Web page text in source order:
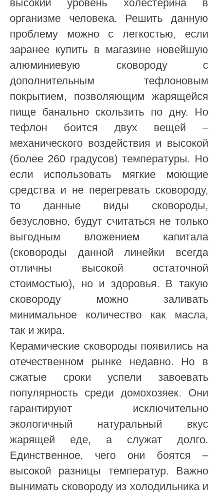
высокий уровень холестерина в
организме человека. Решить данную
проблему можно с легкостью, если
заранее купить в магазине новейшую
алюминиевую сковороду с
дополнительным тефлоновым
покрытием, позволяющим жарящейся
пище банально скользить по дну. Но
тефлон боится двух вещей –
механического воздействия и высокой
(более 260 градусов) температуры. Но
если использовать мягкие моющие
средства и не перегревать сковороду,
то данные виды сковороды,
безусловно, будут считаться не только
выгодным вложением капитала
(сковороды данной линейки всегда
отличны высокой остаточной
стоимостью), но и здоровья. В такую
сковороду можно заливать
минимальное количество как масла,
так и жира.
Керамические сковороды появились на
отечественном рынке недавно. Но в
сжатые сроки успели завоевать
популярность среди домохозяек. Они
гарантируют исключительно
экологичный натуральный вкус
жарящей еде, а служат долго.
Единственное, чего они боятся –
высокой разницы температур. Важно
вынимать сковороду из холодильника и